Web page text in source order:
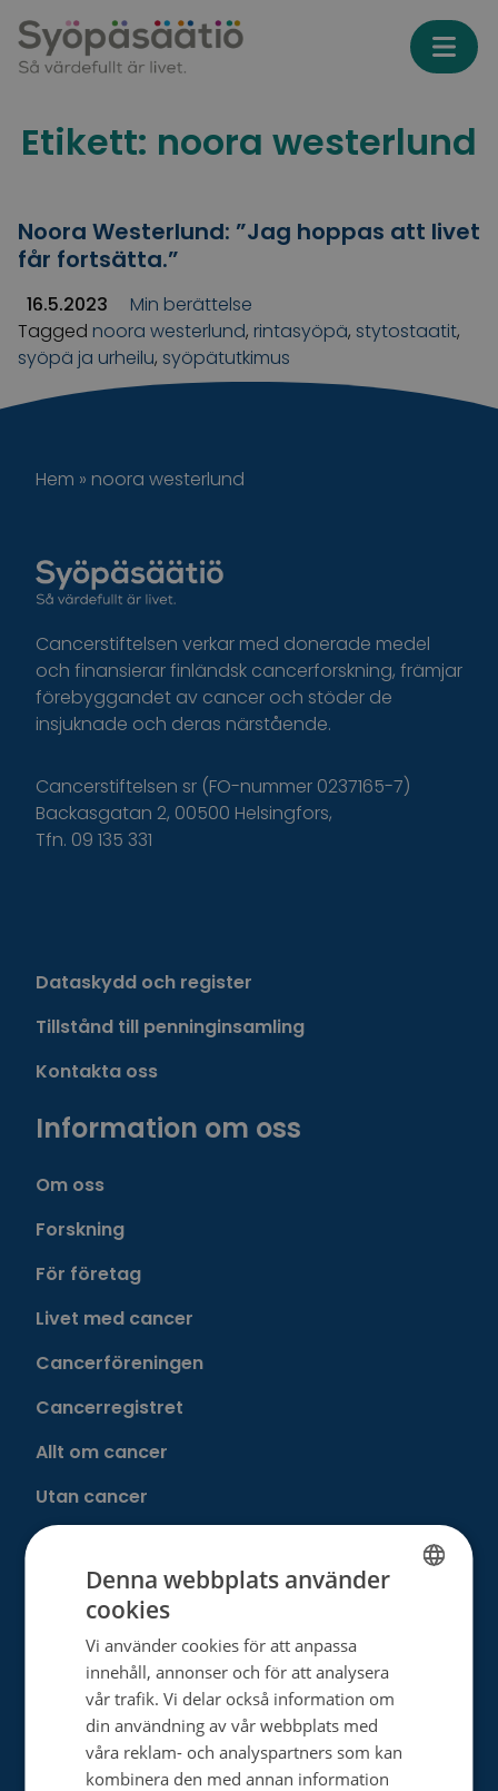
Etikett: noora westerlund
Noora Westerlund: ”Jag hoppas att livet
får fortsätta.”
16.5.2023
Min berättelse
Tagged noora westerlund, rintasyöpä, stytostaatit,
syöpä ja urheilu, syöpätutkimus
Hem » noora westerlund
Cancerstiftelsen verkar med donerade medel
och finansierar finländsk cancerforskning, främjar
förebyggandet av cancer och stöder de
insjuknade och deras närstående.
Cancerstiftelsen sr (FO-nummer 0237165-7)
Backasgatan 2, 00500 Helsingfors,
Tfn. 09 135 331
Dataskydd och register
Tillstånd till penninginsamling
Kontakta oss
Information om oss
Om oss
Forskning
För företag
Livet med cancer
Cancerföreningen
Cancerregistret
Allt om cancer
Utan cancer
Donera
Välj ditt eget sätt att hjälpa
Bli månadsdonator
Engångsdonation
Bemärkelsedagsinsamling
Denna webbplats använder
cookies
Vi använder cookies för att anpassa
innehåll, annonser och för att analysera
vår trafik. Vi delar också information om
din användning av vår webbplats med
våra reklam- och analyspartners som kan
kombinera den med annan information